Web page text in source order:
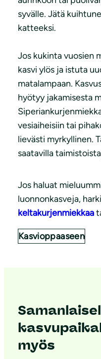
syvälle. Jätä
katteeksi.
Jos kukinta vuosien
kasvi ylös ja istuta
matalampaan.
hyötyy jakamisesta
vesiaiheisiin tai
lievästi myrkyllinen.
saatavilla
Jos haluat
luonnonkasveja,
keltakurjenmiekkaa
Kasvioppaaseen
myös